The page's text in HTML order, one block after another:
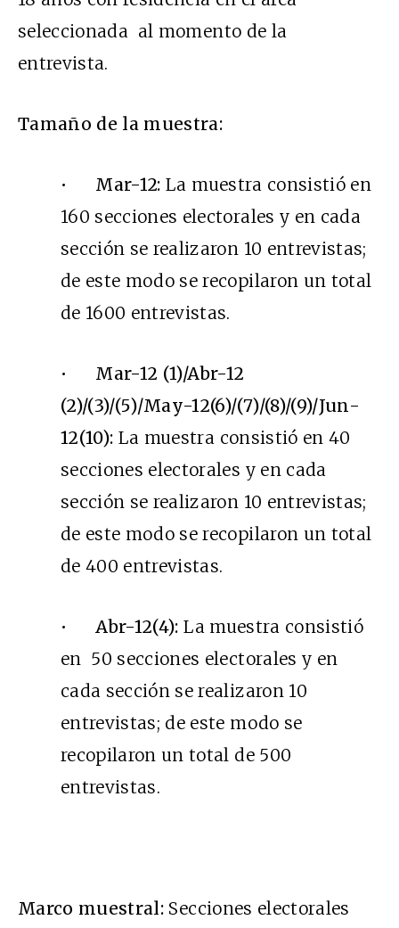
seleccionada al momento de la
entrevista.
Tamaño de la muestra:
• Mar-12:La muestra consistió en
160 secciones electorales y en cada
sección se realizaron 10 entrevistas;
de este modo se recopilaron un total
de 1600 entrevistas.
• Mar-12 (1)/Abr-12
(2)/(3)/(5)/May-12(6)/(7)/(8)/(9)/Jun-
12(10): La muestra consistió en 40
secciones electorales y en cada
sección se realizaron 10 entrevistas;
de este modo se recopilaron un total
de 400 entrevistas.
•Abr-12(4):La muestra consistió
en 50 secciones electorales y en
cada sección se realizaron 10
entrevistas; de este modo se
recopilaron un total de 500
entrevistas.
Marco muestral: Secciones electorales